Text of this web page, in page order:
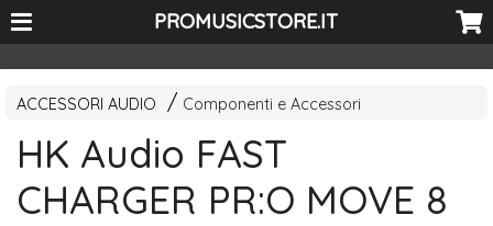
<-- Curio's GSC -->PROMUSICSTORE.IT
ACCESSORI AUDIO Componenti e Accessori
HK Audio FAST
CHARGER PR:O MOVE 8